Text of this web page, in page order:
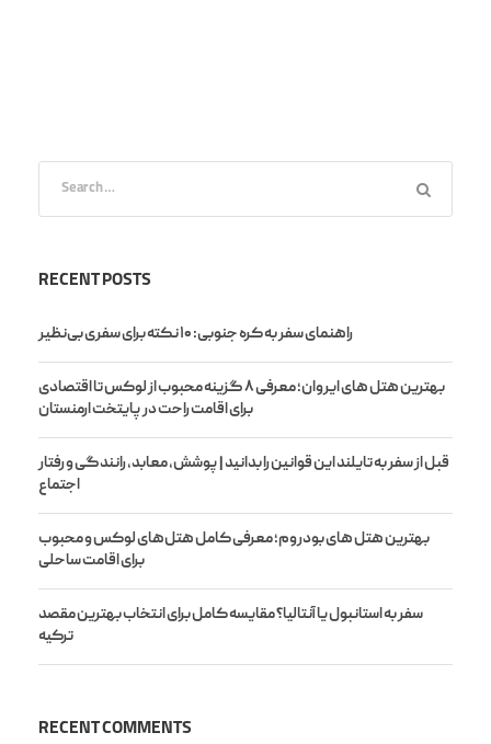
RECENT POSTS
راهنمای سفر به کره جنوبی: ۱۰ نکته برای سفری بی‌نظیر
بهترین هتل های ایروان؛ معرفی ۸ گزینه محبوب از لوکس تا اقتصادی
برای اقامت راحت در پایتخت ارمنستان
قبل از سفر به تایلند این قوانین را بدانید | پوشش، معابد، رانندگی و رفتار
اجتماع
بهترین هتل های بودروم؛ معرفی کامل هتل‌های لوکس و محبوب
برای اقامت ساحلی
سفر به استانبول یا آنتالیا؟ مقایسه کامل برای انتخاب بهترین مقصد
ترکیه
RECENT COMMENTS